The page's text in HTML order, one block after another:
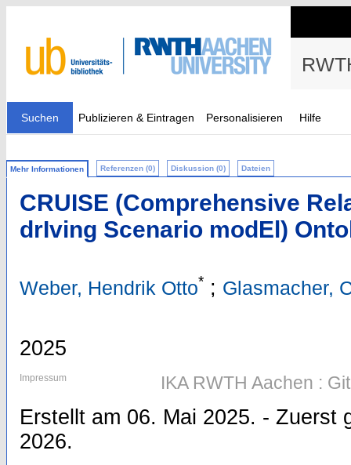
Suchen Publizieren & Eintragen Personalisieren Hilfe
Mehr Informationen Referenzen (0) Diskussion (0) Dateien
CRUISE (Comprehensive
drIving Scenario modEl)
Weber, Hendrik Otto* ; Glasmacher,
2025
Impressum IKA RWTH Aachen :
Erstellt am 06. Mai 2025. - Zuerst
2026.